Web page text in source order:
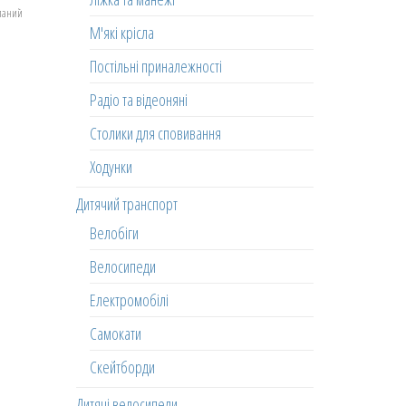
М'які крісла
Постільні приналежності
Радіо та відеоняні
Столики для сповивання
Ходунки
Дитячий транспорт
Велобіги
Велосипеди
Електромобілі
Самокати
Скейтборди